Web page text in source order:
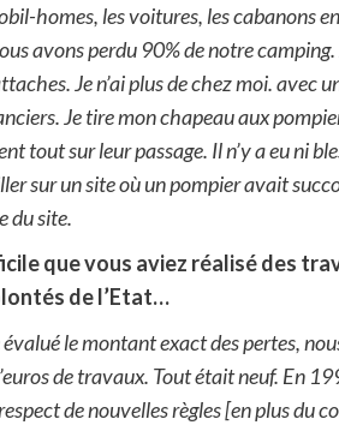
homes, les voitures, les cabanons
avons perdu 90% de notre
Je n’ai plus de chez moi.
Je tire mon chapeau aux
tout sur leur passage. Il n’y a eu ni
sur un site où un pompier avait
du site.
que vous aviez réalisé des
de l’Etat…
évalué le montant exact des pertes,
de travaux. Tout était neuf. En
de nouvelles règles [en plus du